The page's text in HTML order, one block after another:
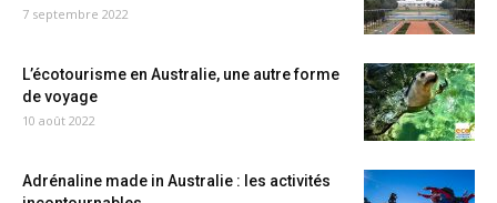
7 septembre 2022
L’écotourisme en Australie, une autre forme
de voyage
10 août 2022
Adrénaline made in Australie : les activités